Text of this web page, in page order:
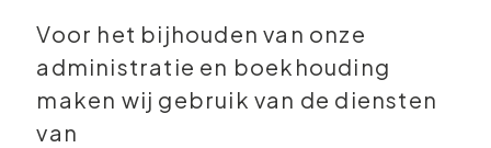
Voor het bijhouden van onze
administratie en boekhouding
maken wij gebruik van de diensten
van